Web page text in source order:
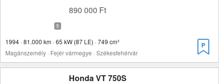
890 000 Ft
1994 · 81.000 km · 65 kW (87 LE) · 749 cm³
Magánszemély · Fejér vármegye · Székesfehérvár
Honda VT 750S